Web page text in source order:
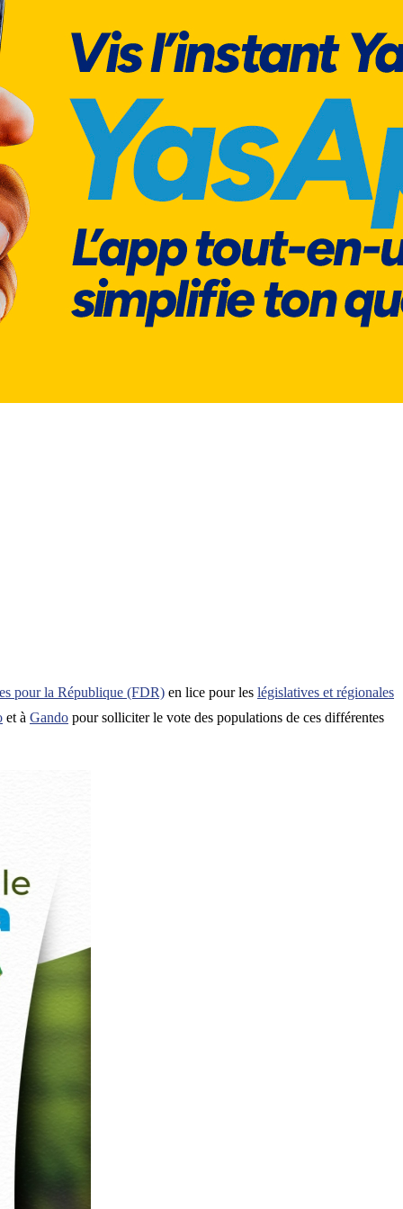
pour la République (FDR) en lice pour les législatives et régionales
et à Gando pour solliciter le vote des populations de ces différentes